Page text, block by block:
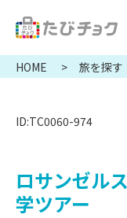
HOME 旅を探す
ID:TC0060-974
ロサンゼル
学ツアー